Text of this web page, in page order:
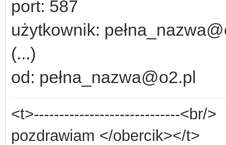
port: 587
użytkownik:
(...)
od: pełna_nazwa@o2.pl
<t>-----------------------------<br/>
pozdrawiam </obercik></t>